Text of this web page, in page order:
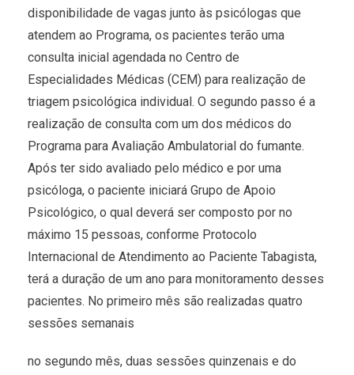
disponibilidade de vagas junto às psicólogas que
atendem ao Programa, os pacientes terão uma
consulta inicial agendada no Centro de
Especialidades Médicas (CEM) para realização de
triagem psicológica individual. O segundo passo é a
realização de consulta com um dos médicos do
Programa para Avaliação Ambulatorial do fumante.
Após ter sido avaliado pelo médico e por uma
psicóloga, o paciente iniciará Grupo de Apoio
Psicológico, o qual deverá ser composto por no
máximo 15 pessoas, conforme Protocolo
Internacional de Atendimento ao Paciente Tabagista,
terá a duração de um ano para monitoramento desses
pacientes. No primeiro mês são realizadas quatro
sessões semanais
no segundo mês, duas sessões quinzenais e do